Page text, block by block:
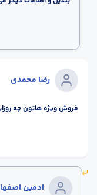
رضا محمدی
فروش ویژه هاتون چه
ادمین